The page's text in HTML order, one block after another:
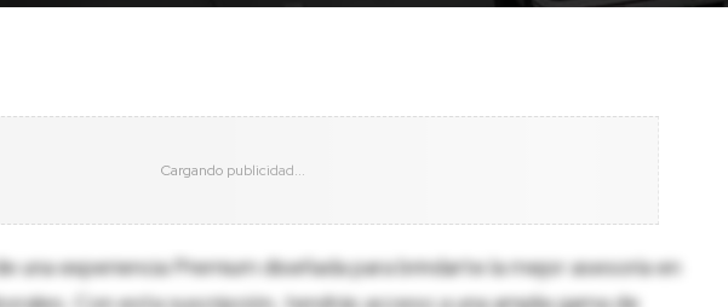
una experiencia Premium diseñada para brindarte la mejor asesoría en